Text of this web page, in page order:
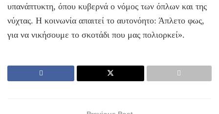
υπανάπτυκτη, όπου κυβερνά ο νόμος των όπλων και της
νύχτας. Η κοινωνία απαιτεί το αυτονόητο: Άπλετο φως,
για να νικήσουμε το σκοτάδι που μας πολιορκεί».